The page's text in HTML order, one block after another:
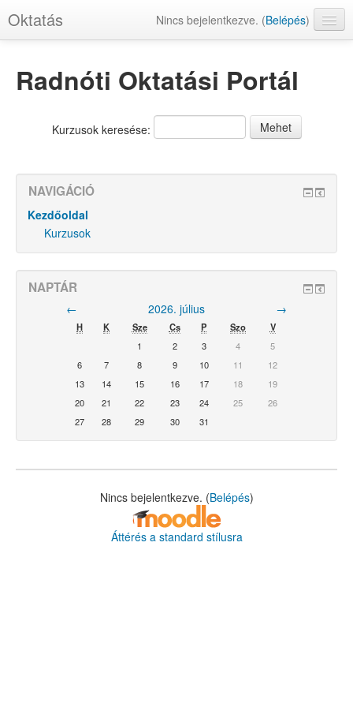
Oktatás Nincs bejelentkezve. (Belépés)
Radnóti Oktatási Portál
Kurzusok keresése:
NAVIGÁCIÓ
Kezdőoldal
Kurzusok
NAPTÁR
← 2026. július →
H K Sze Cs P Szo
V
1
2 3 4
5
6
7 8 9 10 11
12
13
14 15 16 17 18
19
20
21 22 23 24 25
26
27
28 29 30 31
Nincs bejelentkezve. (Belépés)
Áttérés a standard stílusra